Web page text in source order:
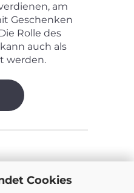
Cookies
am
Geschenken
Rolle des
auch als
werden.